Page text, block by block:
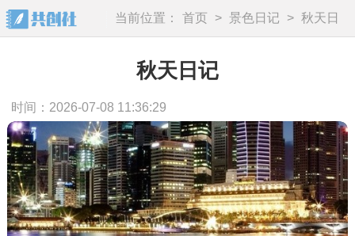
当前位置： 首页 > 景色日记 > 秋天日
记
秋天日记
时间：2026-07-08 11:36:29